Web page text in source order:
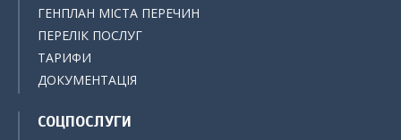
ГЕНПЛАН МІСТА ПЕРЕЧИН
ПЕРЕЛІК ПОСЛУГ
ТАРИФИ
ДОКУМЕНТАЦІЯ
СОЦПОСЛУГИ